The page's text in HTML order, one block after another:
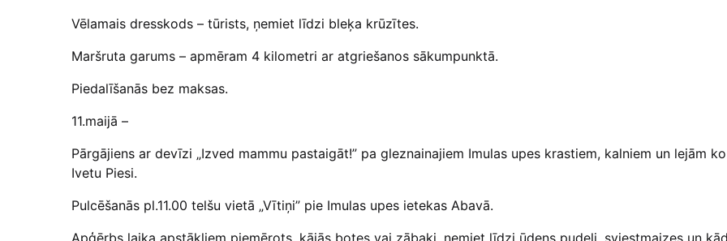
Vēlamais dresskods – tūrists, ņemiet līdzi bleķa krūzītes.
Maršruta garums – apmēram 4 kilometri ar atgriešanos sākumpunktā.
Piedalīšanās bez maksas.
11.maijā –
Pārgājiens ar devīzi „Izved mammu pastaigāt!” pa gleznainajiem Imulas upes krastiem, kalniem un lejām
Ivetu Piesi.
Pulcēšanās pl.11.00 telšu vietā „Vītiņi” pie Imulas upes ietekas Abavā.
Apģērbs laika apstākļiem piemērots, kājās botes vai zābaki, ņemiet līdzi ūdens pudeli, sviestmaizes un